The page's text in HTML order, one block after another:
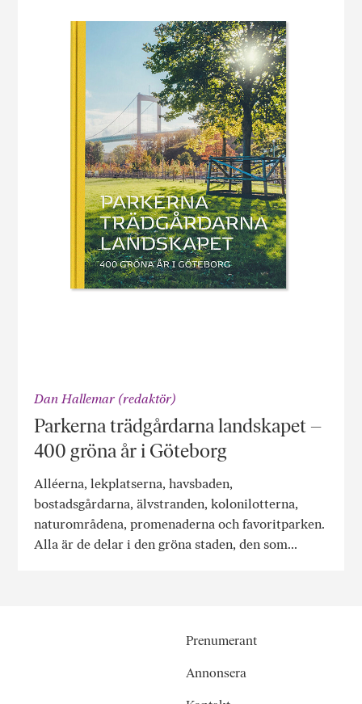
Dan Hallemar (redaktör)
Parkerna trädgårdarna landskapet –
400 gröna år i Göteborg
Alléerna, lekplatserna, havsbaden,
bostadsgårdarna, älvstranden, kolonilotterna,
naturområdena, promenaderna och favoritparken.
Alla är de delar i den gröna staden, den som...
Prenumerant
Annonsera